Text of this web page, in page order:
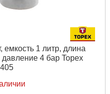
1 литр, длина
4 бар Topex